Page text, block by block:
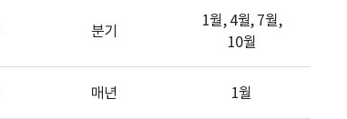
분기
1월, 4월, 7월,
10월
매년 1월